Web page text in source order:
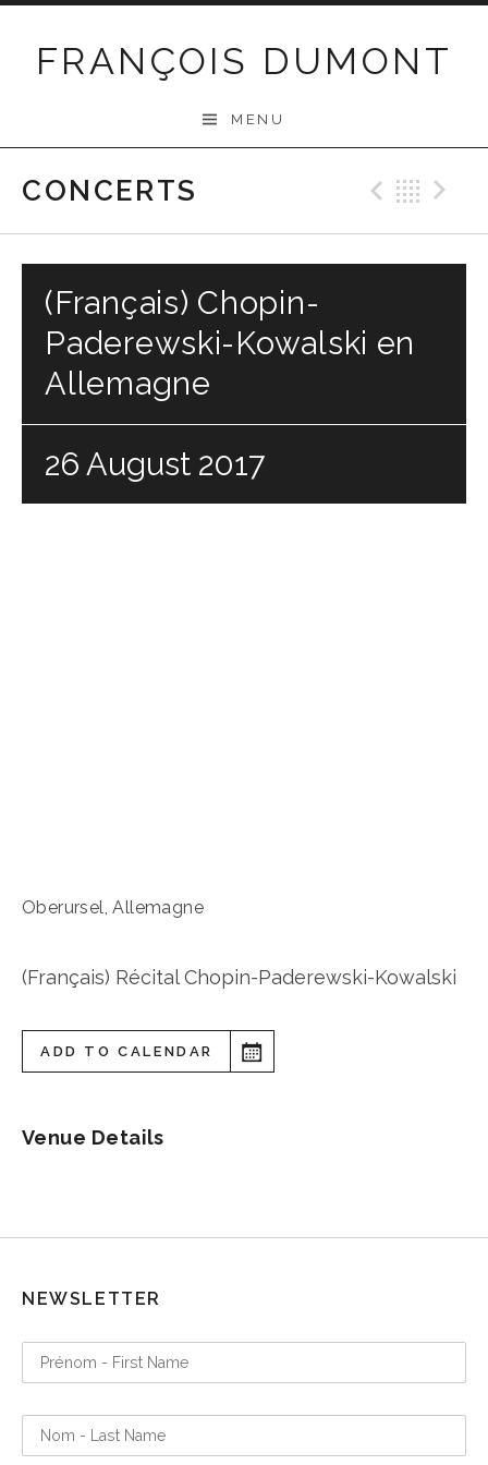
FRANÇOIS DUMONT
MENU
CONCERTS
(Français) Chopin-
Paderewski-Kowalski en
Allemagne
26 August 2017
Oberursel, Allemagne
(Français) Récital Chopin-Paderewski-Kowalski
ADD TO CALENDAR
Venue Details
NEWSLETTER